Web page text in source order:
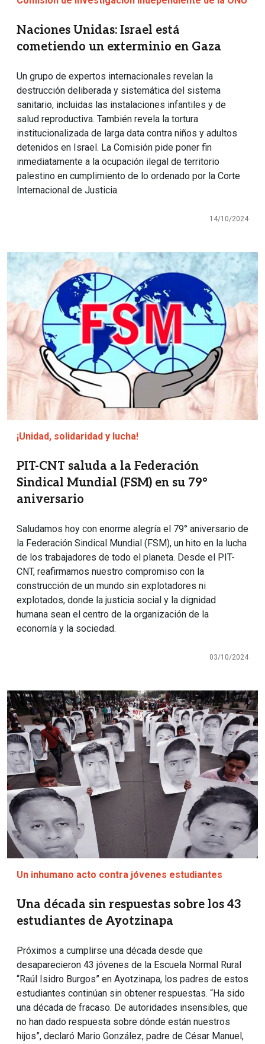
Naciones Unidas: Israel está
cometiendo un exterminio en Gaza
Un grupo de expertos internacionales revelan la
destrucción deliberada y sistemática del sistema
sanitario, incluidas las instalaciones infantiles y de
salud reproductiva. También revela la tortura
institucionalizada de larga data contra niños y adultos
detenidos en Israel. La Comisión pide poner fin
inmediatamente a la ocupación ilegal de territorio
palestino en cumplimiento de lo ordenado por la Corte
Internacional de Justicia.
14/10/2024
Imagen
¡Unidad, solidaridad y lucha!
PIT-CNT saluda a la Federación
Sindical Mundial (FSM) en su 79°
aniversario
Saludamos hoy con enorme alegría el 79° aniversario de
la Federación Sindical Mundial (FSM), un hito en la lucha
de los trabajadores de todo el planeta. Desde el PIT-
CNT, reafirmamos nuestro compromiso con la
construcción de un mundo sin explotadores ni
explotados, donde la justicia social y la dignidad
humana sean el centro de la organización de la
economía y la sociedad.
03/10/2024
Imagen
Un inhumano acto contra jóvenes estudiantes
Una década sin respuestas sobre los 43
estudiantes de Ayotzinapa
Próximos a cumplirse una década desde que
desaparecieron 43 jóvenes de la Escuela Normal Rural
“Raúl Isidro Burgos” en Ayotzinapa, los padres de estos
estudiantes continúan sin obtener respuestas. “Ha sido
una década de fracaso. De autoridades insensibles, que
no han dado respuesta sobre dónde están nuestros
hijos”, declaró Mario González, padre de César Manuel,